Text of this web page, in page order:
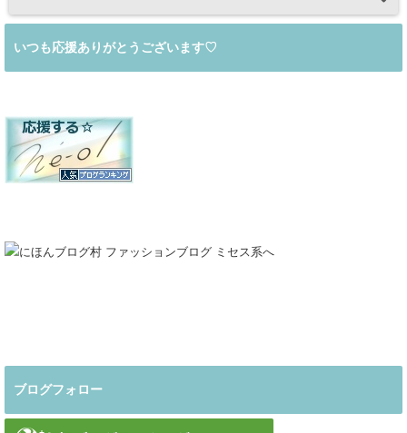
いつも応援ありがとうございます♡
ブログフォロー